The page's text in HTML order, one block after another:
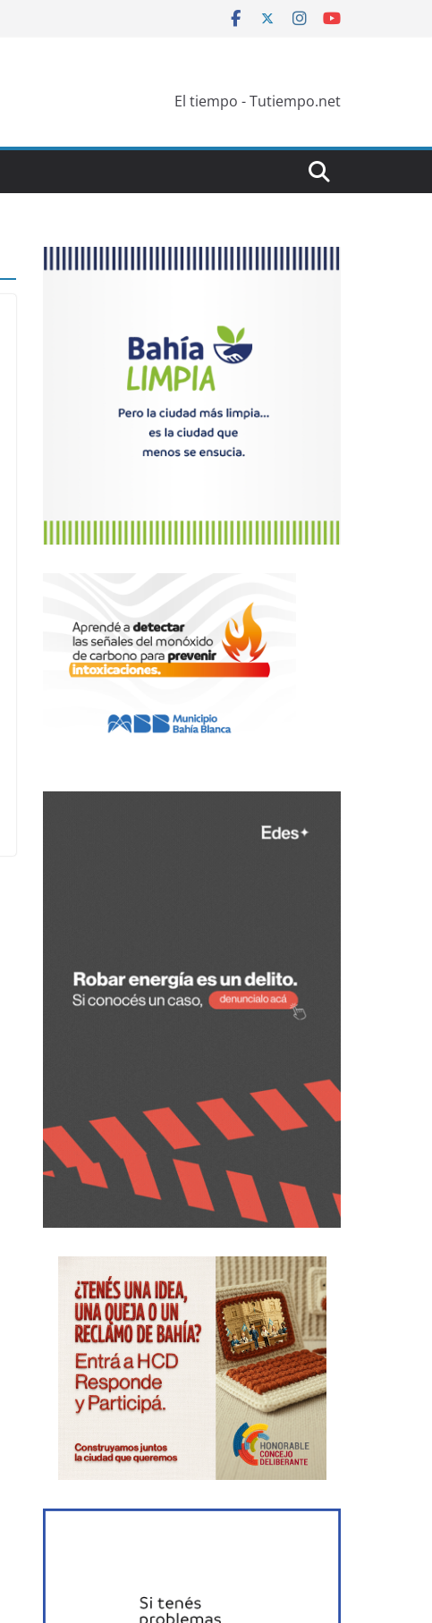
El tiempo - Tutiempo.net